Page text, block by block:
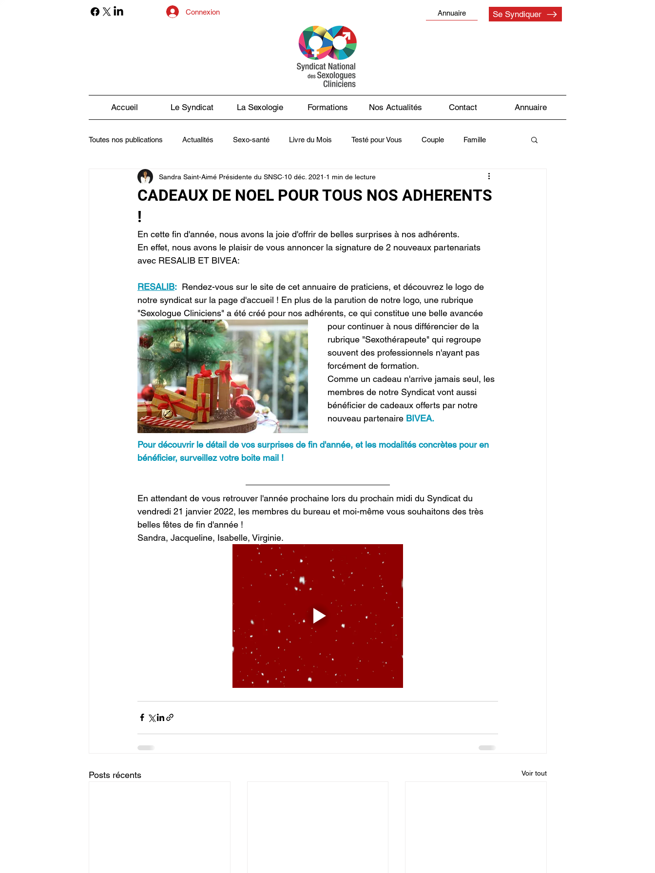
Se Syndiquer
Connexion Annuaire
Accueil Le Syndicat La Sexologie Formations Nos Actualités Contact Annuaire
Toutes nos publications Actualités Sexo-santé Livre du Mois Testé pour Vous Couple Famille
Sexualité et Handicap La Presse en Parle Contes des Faits Webinaires - Les midis du Syndicat
CADEAUX DE NOEL POUR TOUS NOS ADHERENTS
!
Sandra Saint-Aimé Présidente du SNSC 10 déc. 2021 1 min de lecture
En cette fin d'année, nous avons la joie d'offrir de belles surprises à nos adhérents.
En effet, nous avons le plaisir de vous annoncer la signature de 2 nouveaux partenariats
avec RESALIB ET BIVEA:
RESALIB:
  Rendez-vous sur le site de cet annuaire de praticiens, et découvrez le logo de
notre syndicat sur la page d'accueil ! En plus de la parution de notre logo, une rubrique
"Sexologue Cliniciens" a été créé pour nos adhérents, ce qui constitue une belle avancée
pour continuer à nous différencier de la
rubrique "Sexothérapeute" qui regroupe
souvent des professionnels n'ayant pas
forcément de formation.
Comme un cadeau n'arrive jamais seul, les
membres de notre Syndicat vont aussi
bénéficier de cadeaux offerts par notre
nouveau partenaire BIVEA.
Pour découvrir le détail de vos surprises de fin d'année, et les modalités concrètes pour en
bénéficier, surveillez votre boite mail !
En attendant de vous retrouver l'année prochaine lors du prochain midi du Syndicat du
vendredi 21 janvier 2022, les membres du bureau et moi-même vous souhaitons des très
belles fêtes de fin d'année !
Sandra, Jacqueline, Isabelle, Virginie.
Posts récents Voir tout